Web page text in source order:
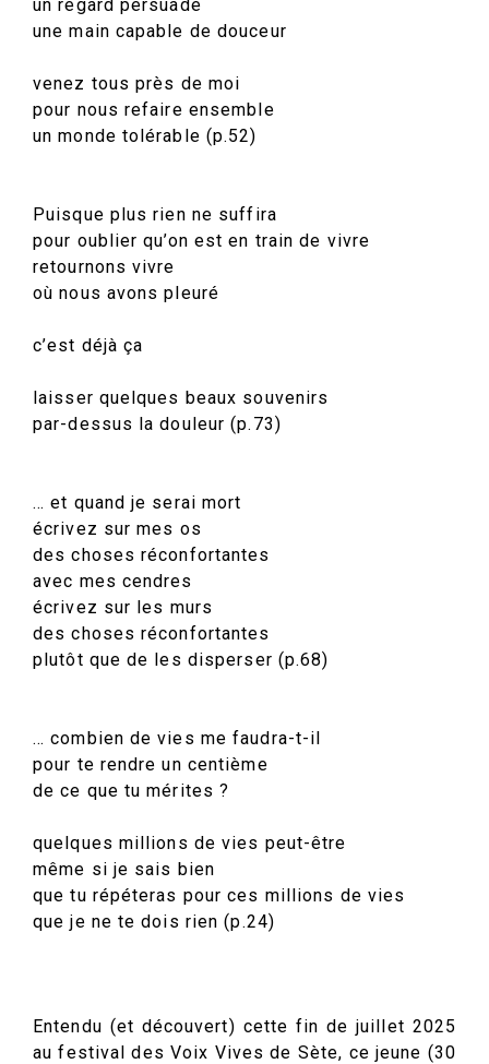
un regard persuadé
une main capable de douceur
venez tous près de moi
pour nous refaire ensemble
un monde tolérable (p.52)
Puisque plus rien ne suffira
pour oublier qu’on est en train de vivre
retournons vivre
où nous avons pleuré
c’est déjà ça
laisser quelques beaux souvenirs
par-dessus la douleur (p.73)
… et quand je serai mort
écrivez sur mes os
des choses réconfortantes
avec mes cendres
écrivez sur les murs
des choses réconfortantes
plutôt que de les disperser (p.68)
… combien de vies me faudra-t-il
pour te rendre un centième
de ce que tu mérites ?
quelques millions de vies peut-être
même si je sais bien
que tu répéteras pour ces millions de vies
que je ne te dois rien (p.24)
Entendu (et découvert) cette fin de juillet 2025
au festival des Voix Vives de Sète, ce jeune (30